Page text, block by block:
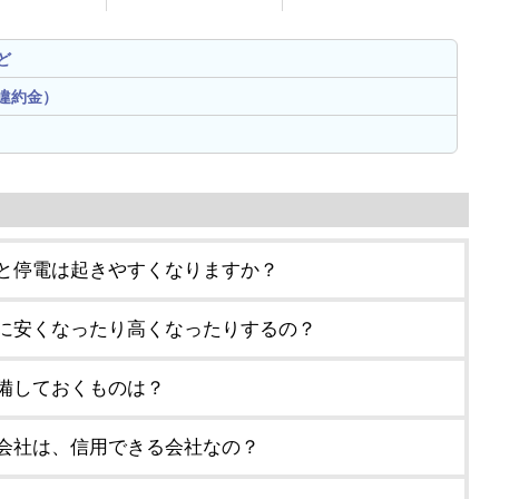
金）
停電は起きやすくなりますか？
安くなったり高くなったりするの？
しておくものは？
社は、信用できる会社なの？